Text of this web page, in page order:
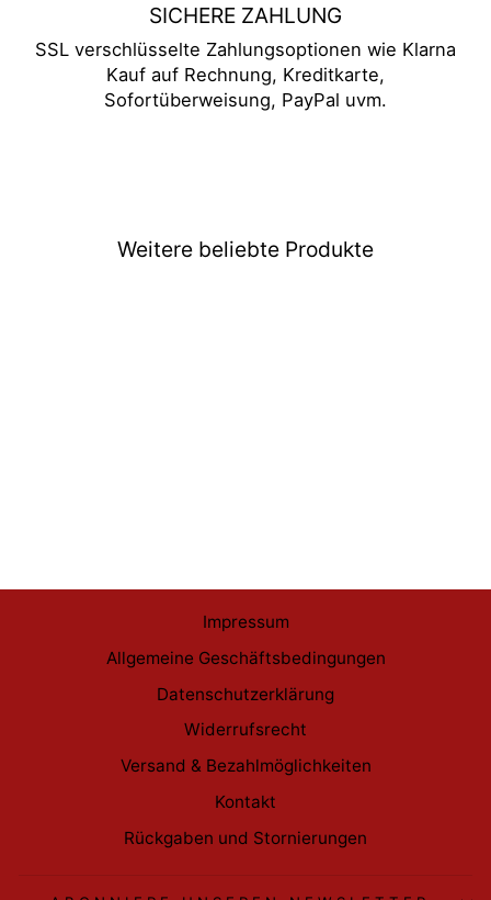
SICHERE ZAHLUNG
SSL verschlüsselte Zahlungsoptionen wie Klarna
Kauf auf Rechnung, Kreditkarte,
Sofortüberweisung, PayPal uvm.
Weitere beliebte Produkte
Impressum
Allgemeine Geschäftsbedingungen
Datenschutzerklärung
Widerrufsrecht
Versand & Bezahlmöglichkeiten
Kontakt
Rückgaben und Stornierungen